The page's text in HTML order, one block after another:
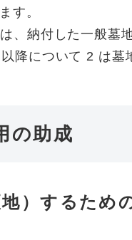
す。
、納付した一般墓
降について 2 は墓
の助成
）するため